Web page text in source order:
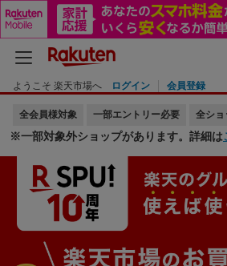
ようこそ 楽天市場へ ログイン 会員登録
全会員様対象 一部エントリー必要 全シ
※一部対象外ショップがあります。詳細は